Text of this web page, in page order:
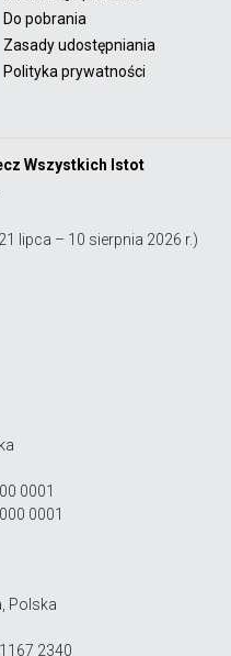
Do pobrania
Zasady udostępniania
Polityka prywatności
Wszystkich Istot
lipca – 10 sierpnia 2026 r.)
0001
0001
Polska
2340